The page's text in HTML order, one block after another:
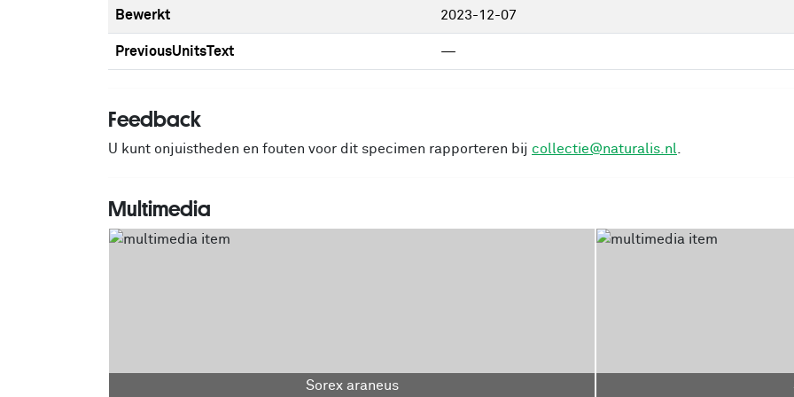
Bewerkt 2023-12-07
PreviousUnitsText —
Feedback
U kunt onjuistheden en fouten voor dit specimen rapporteren bij collectie@naturalis.nl
Multimedia
Sorex araneus